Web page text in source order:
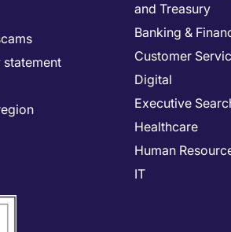
and Treasury
Banking &
Customer
Digital
Executive
Healthcare
Human
IT